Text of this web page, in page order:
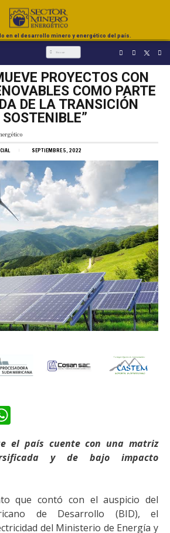
en el desarrollo minero y energético del país.
PROYECTOS CON
COMO PARTE
DE LA TRANSICIÓN
SEPTIEMBRE 5, 2022
el país cuente con una matriz
y de bajo impacto
que contó con el auspicio del
de Desarrollo (BID), el
del Ministerio de Energía y